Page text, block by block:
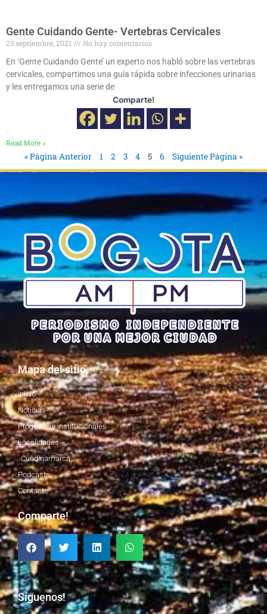
Gente Cuidando Gente- Vertebras Cervicales
23 septiembre, 2021
No hay comentarios
En ‘Gente Cuidando Gente’ un experto nos habló sobre las vertebras
cervicales, compartimos una guía rápida sobre infecciones urinarias
y les entregamos una serie de
Comparte!
Read More »
« Página Anterior 1 2 3 4 5 6 Siguiente Página »
Mapa del sitio
Inicio
Noticias
Programas institucionales
Localidades
Cundinamarca
Podcasts
Contacto
Comparte!
Síguenos!